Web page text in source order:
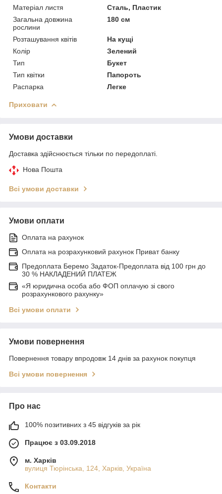
Матеріал листя
Сталь, Пластик
Загальна довжина
рослини
180 см
Розташування квітів
На кущі
Колір
Зелений
Тип
Букет
Тип квітки
Папороть
Распарка
Легке
Приховати
Умови доставки
Доставка здійснюється тільки по передоплаті.
Нова Пошта
Всі умови доставки
Умови оплати
Оплата на рахунок
Оплата на розрахунковий рахунок Приват банку
Предоплата Беремо Задаток-Предоплата від 100 грн до
30 % НАКЛАДЕНИЙ ПЛАТЕЖ
«Я юридична особа або ФОП оплачую зі свого
розрахункового рахунку»
Всі умови оплати
Умови повернення
Повернення товару впродовж 14 днів за рахунок покупця
Всі умови повернення
Про нас
100% позитивних з 45 відгуків за рік
Працює з 03.09.2018
м. Харків
вулиця Тюрінська, 124, Харків, Україна
Контакти